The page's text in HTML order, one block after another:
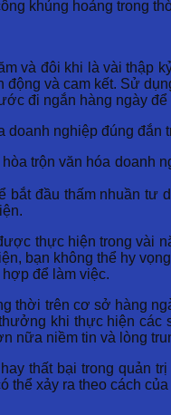
khủng hoảng trong
và đôi khi là vài thập
và cam kết. Sử
đi ngắn hàng ngày
doanh nghiệp đúng đắn
trộn văn hóa doanh
đầu thấm nhuần tư
thực hiện trong
bạn không thể hy
để làm việc.
trên cơ sở hàng
khi thực hiện
nữa niềm tin và lòng
thất bại trong quản
thể xảy ra theo cách của